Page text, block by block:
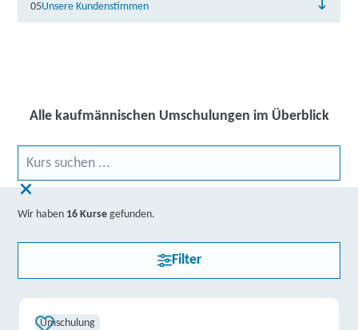
05Unsere Kundenstimmen
Alle kaufmännischen Umschulungen im Überblick
Wir haben 16 Kurse gefunden.
Filter
Umschulung